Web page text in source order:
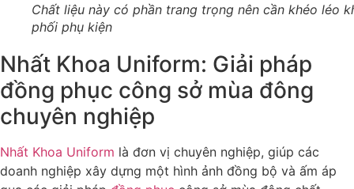
Chất liệu này có phần trang trọng nên cần khéo léo
phối phụ kiện
Nhất Khoa Uniform: Giải pháp
đồng phục công sở mùa đông
chuyên nghiệp
Nhất Khoa Uniform là đơn vị chuyên nghiệp, giúp các
doanh nghiệp xây dựng một hình ảnh đồng bộ và ấm áp